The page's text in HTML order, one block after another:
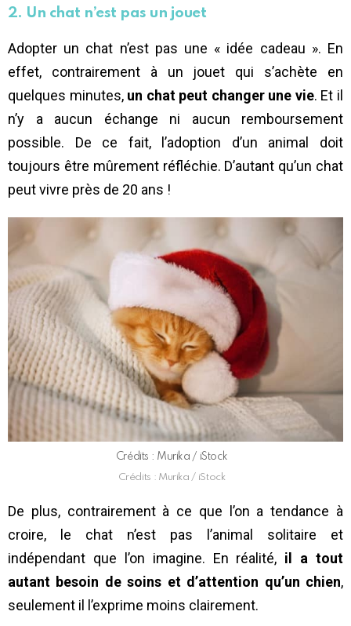
2. Un chat n’est pas un jouet
Adopter un chat n’est pas une « idée cadeau ». En
effet, contrairement à un jouet qui s’achète en
quelques minutes, un chat peut changer une vie. Et il
n’y a aucun échange ni aucun remboursement
possible. De ce fait, l’adoption d’un animal doit
toujours être mûrement réfléchie. D’autant qu’un chat
peut vivre près de 20 ans !
Crédits : Murika / iStock
Crédits : Murika / iStock
De plus, contrairement à ce que l’on a tendance à
croire, le chat n’est pas l’animal solitaire et
indépendant que l’on imagine. En réalité, il a tout
autant besoin de soins et d’attention qu’un chien,
seulement il l’exprime moins clairement.